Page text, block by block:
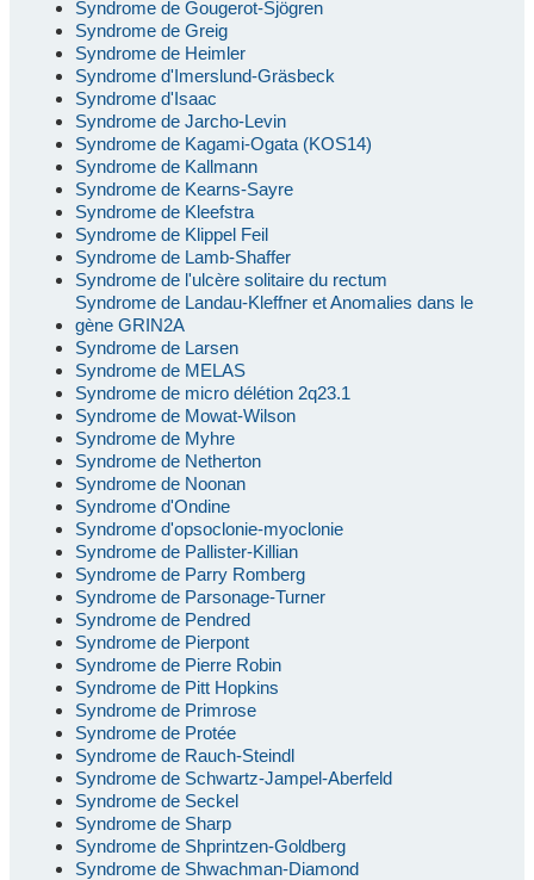
Syndrome de Gougerot-Sjögren
Syndrome de Greig
Syndrome de Heimler
Syndrome d'Imerslund-Gräsbeck
Syndrome d'Isaac
Syndrome de Jarcho-Levin
Syndrome de Kagami-Ogata (KOS14)
Syndrome de Kallmann
Syndrome de Kearns-Sayre
Syndrome de Kleefstra
Syndrome de Klippel Feil
Syndrome de Lamb-Shaffer
Syndrome de l'ulcère solitaire du rectum
Syndrome de Landau-Kleffner et Anomalies dans le
gène GRIN2A
Syndrome de Larsen
Syndrome de MELAS
Syndrome de micro délétion 2q23.1
Syndrome de Mowat-Wilson
Syndrome de Myhre
Syndrome de Netherton
Syndrome de Noonan
Syndrome d'Ondine
Syndrome d'opsoclonie-myoclonie
Syndrome de Pallister-Killian
Syndrome de Parry Romberg
Syndrome de Parsonage-Turner
Syndrome de Pendred
Syndrome de Pierpont
Syndrome de Pierre Robin
Syndrome de Pitt Hopkins
Syndrome de Primrose
Syndrome de Protée
Syndrome de Rauch-Steindl
Syndrome de Schwartz-Jampel-Aberfeld
Syndrome de Seckel
Syndrome de Sharp
Syndrome de Shprintzen-Goldberg
Syndrome de Shwachman-Diamond